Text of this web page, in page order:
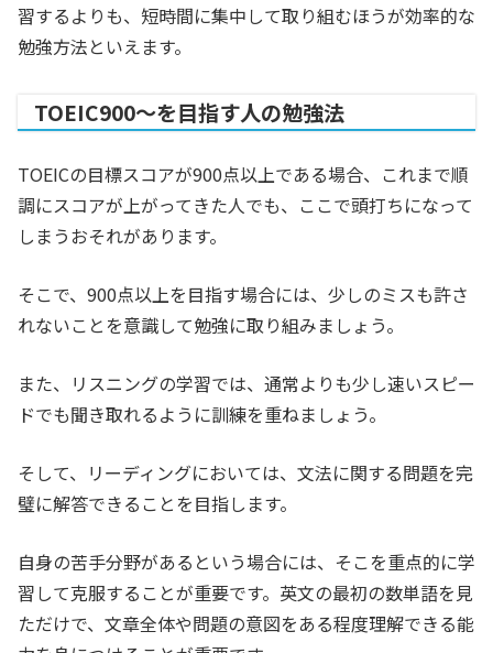
習するよりも、短時間に集中して取り組むほうが効率的な
勉強方法といえます。
TOEIC900～を目指す人の勉強法
TOEICの目標スコアが900点以上である場合、これまで順
調にスコアが上がってきた人でも、ここで頭打ちになって
しまうおそれがあります。
そこで、900点以上を目指す場合には、少しのミスも許さ
れないことを意識して勉強に取り組みましょう。
また、リスニングの学習では、通常よりも少し速いスピー
ドでも聞き取れるように訓練を重ねましょう。
そして、リーディングにおいては、文法に関する問題を完
璧に解答できることを目指します。
自身の苦手分野があるという場合には、そこを重点的に学
習して克服することが重要です。英文の最初の数単語を見
ただけで、文章全体や問題の意図をある程度理解できる能